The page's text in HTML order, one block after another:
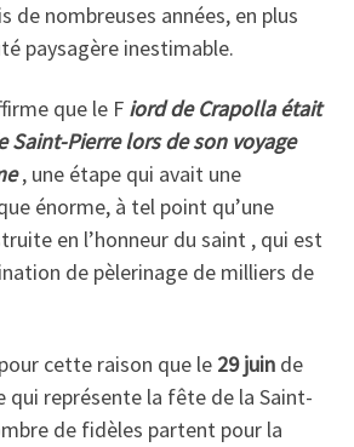
de nombreuses années, en plus
paysagère inestimable.
que le F iord de Crapolla était
Saint-Pierre lors de son voyage
, une étape qui avait une
énorme, à tel point qu’une
en l’honneur du saint , qui est
de pèlerinage de milliers de
cette raison que le 29 juin de
qui représente la fête de la Saint-
de fidèles partent pour la